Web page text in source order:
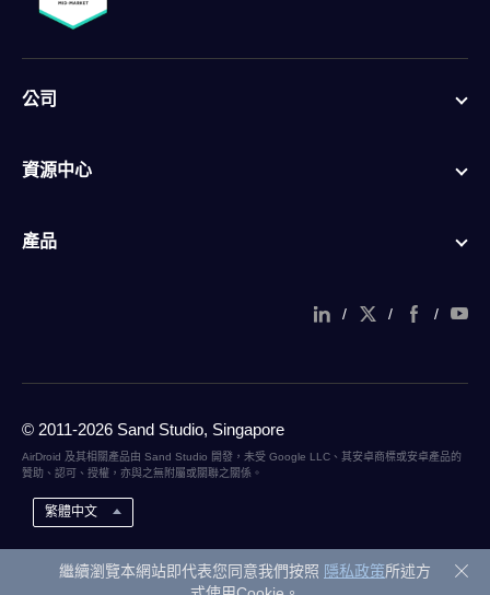
公司
資源中心
產品
/ / /
© 2011-2026 Sand Studio, Singapore
AirDroid 及其相關產品由 Sand Studio 開發，未受 Google LLC、其安卓商標或安卓產品的
贊助、認可、授權，亦與之無附屬或關聯之關係。
繁體中文
繼續瀏覽本網站即代表您同意我們按照 隱私政策所述方